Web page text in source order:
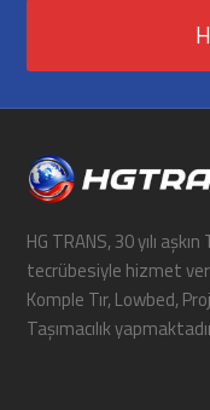
HG TRANS, 30 yılı
tecrübesiyle hizmet
Komple Tır, Lowbed,
Taşımacılık